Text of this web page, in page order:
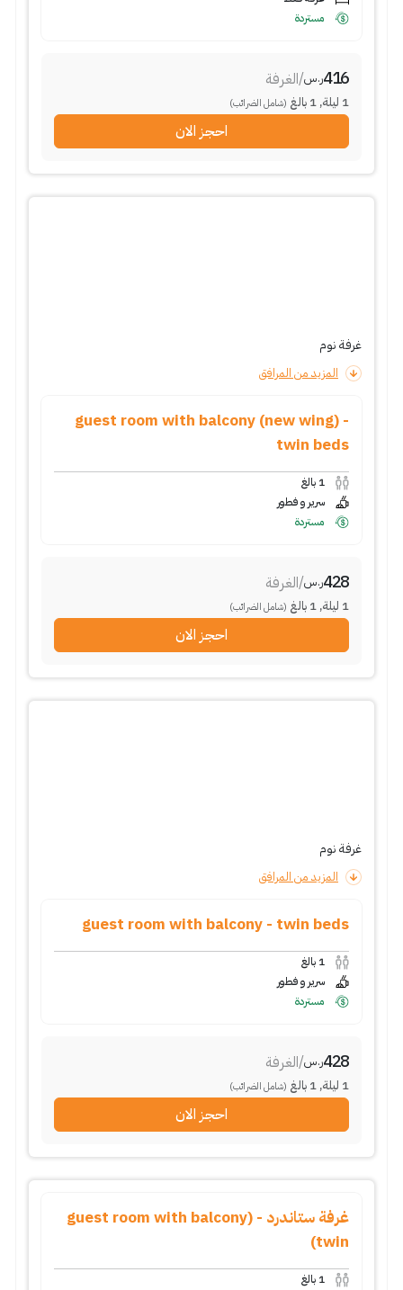
مستردة
416ر.س/الغرفة
1 ليلة,
1 بالغ (شامل الضرائب)
احجز الان
غرفة نوم
المزيد من المرافق
guest room with balcony (new wing) -
twin beds
1 بالغ
سرير و فطور
مستردة
428ر.س/الغرفة
1 ليلة,
1 بالغ (شامل الضرائب)
احجز الان
غرفة نوم
المزيد من المرافق
guest room with balcony - twin beds
1 بالغ
سرير و فطور
مستردة
428ر.س/الغرفة
1 ليلة,
1 بالغ (شامل الضرائب)
احجز الان
غرفة ستاندرد - (guest room with balcony
twin)
1 بالغ